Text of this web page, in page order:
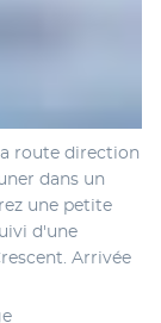
route direction
dans un
une petite
d'une
Arrivée